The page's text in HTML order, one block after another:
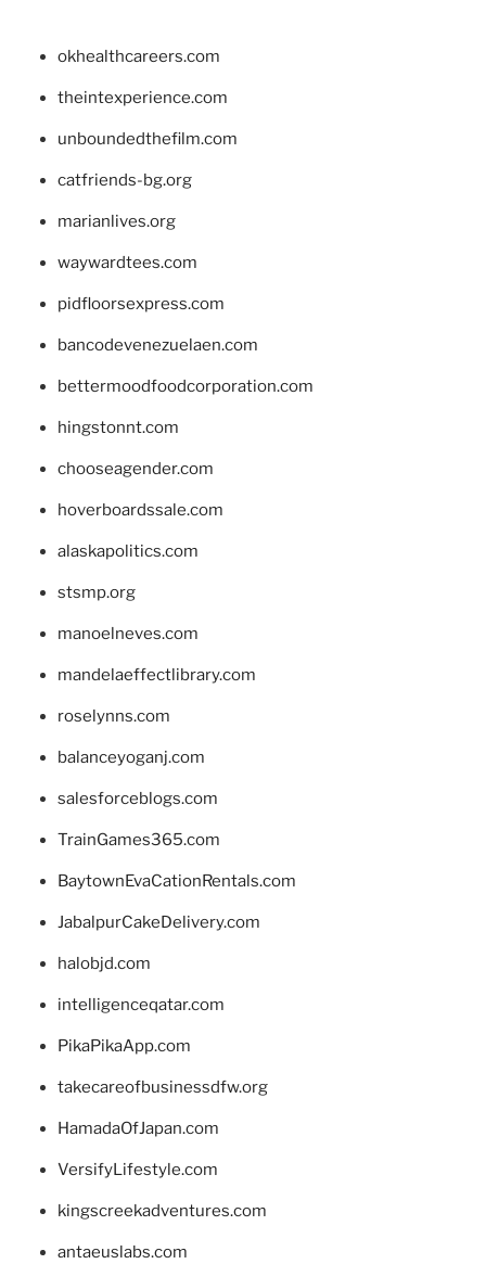
okhealthcareers.com
theintexperience.com
unboundedthefilm.com
catfriends-bg.org
marianlives.org
waywardtees.com
pidfloorsexpress.com
bancodevenezuelaen.com
bettermoodfoodcorporation.com
hingstonnt.com
chooseagender.com
hoverboardssale.com
alaskapolitics.com
stsmp.org
manoelneves.com
mandelaeffectlibrary.com
roselynns.com
balanceyoganj.com
salesforceblogs.com
TrainGames365.com
BaytownEvaCationRentals.com
JabalpurCakeDelivery.com
halobjd.com
intelligenceqatar.com
PikaPikaApp.com
takecareofbusinessdfw.org
HamadaOfJapan.com
VersifyLifestyle.com
kingscreekadventures.com
antaeuslabs.com